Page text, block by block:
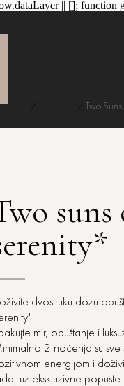
|| []; function
suns
dvostruku dozu
mir, opuštanje i
2 noćenja su sve
energijom i
uz ekskluzivne
Two